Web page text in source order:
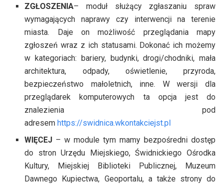
ZGŁOSZENIA– moduł służący zgłaszaniu spraw
wymagających naprawy czy interwencji na terenie
miasta. Daje on możliwość przeglądania mapy
zgłoszeń wraz z ich statusami. Dokonać ich możemy
w kategoriach: bariery, budynki, drogi/chodniki, mała
architektura, odpady, oświetlenie, przyroda,
bezpieczeństwo małoletnich, inne. W wersji dla
przeglądarek komputerowych ta opcja jest do
znalezienia pod
adresemhttps://swidnica.wkontakciejst.pl
WIĘCEJ – w module tym mamy bezpośredni dostęp
do stron Urzędu Miejskiego, Świdnickiego Ośrodka
Kultury, Miejskiej Biblioteki Publicznej, Muzeum
Dawnego Kupiectwa, Geoportalu, a także strony do